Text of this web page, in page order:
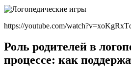
https://youtube.com/
Роль родителей в
процессе: как